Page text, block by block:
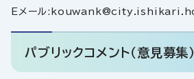
Eメール
パブリックコメント（意見募集